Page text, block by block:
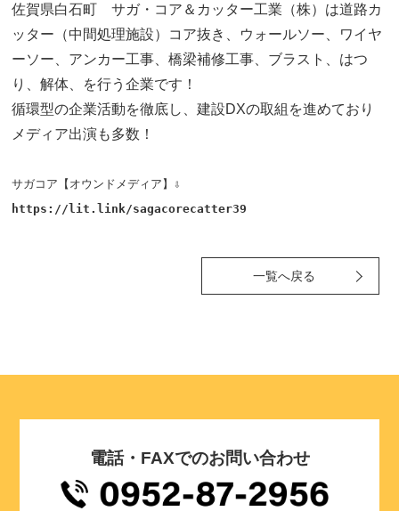
佐賀県白石町 サガ・コア＆カッター工業（株）は道路カ
ッター（中間処理施設）コア抜き、ウォールソー、ワイヤ
ーソー、アンカー工事、橋梁補修工事、ブラスト、はつ
り、解体、を行う企業です！
循環型の企業活動を徹底し、建設DXの取組を進めており
メディア出演も多数！
サガコア【オウンドメディア】⇩
https://lit.link/sagacorecatter39
一覧へ戻る
電話・FAXでのお問い合わせ